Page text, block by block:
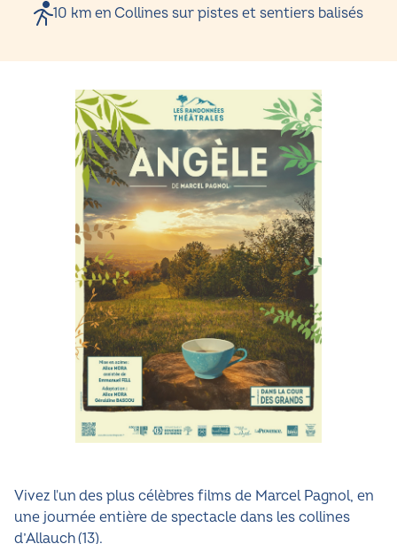
10 km en Collines sur pistes et sentiers balisés
Vivez l'un des plus célèbres films de Marcel Pagnol, en
une journée entière de spectacle dans les collines
d’Allauch (13).